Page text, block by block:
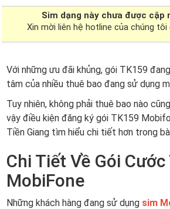
Sim dạng này chưa được cập
Xin mời liên hệ hotline của chúng
Với những ưu đãi khủng, gói TK159
tâm của nhiều thuê bao đang sử dụng
Tuy nhiên, không phải thuê bao nào
vậy điều kiện đăng ký gói TK159
Tiền Giang tìm hiểu chi tiết hơn trong
Chi Tiết Về Gói
MobiFone
Những khách hàng đang sử dụng sim